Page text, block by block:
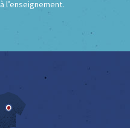
l’enseignement.